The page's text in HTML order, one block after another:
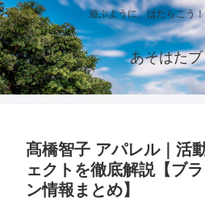
遊ぶように、はたらこう
あそはた
髙橋智子 アパレル｜活
ェクトを徹底解説【ブ
ン情報まとめ】